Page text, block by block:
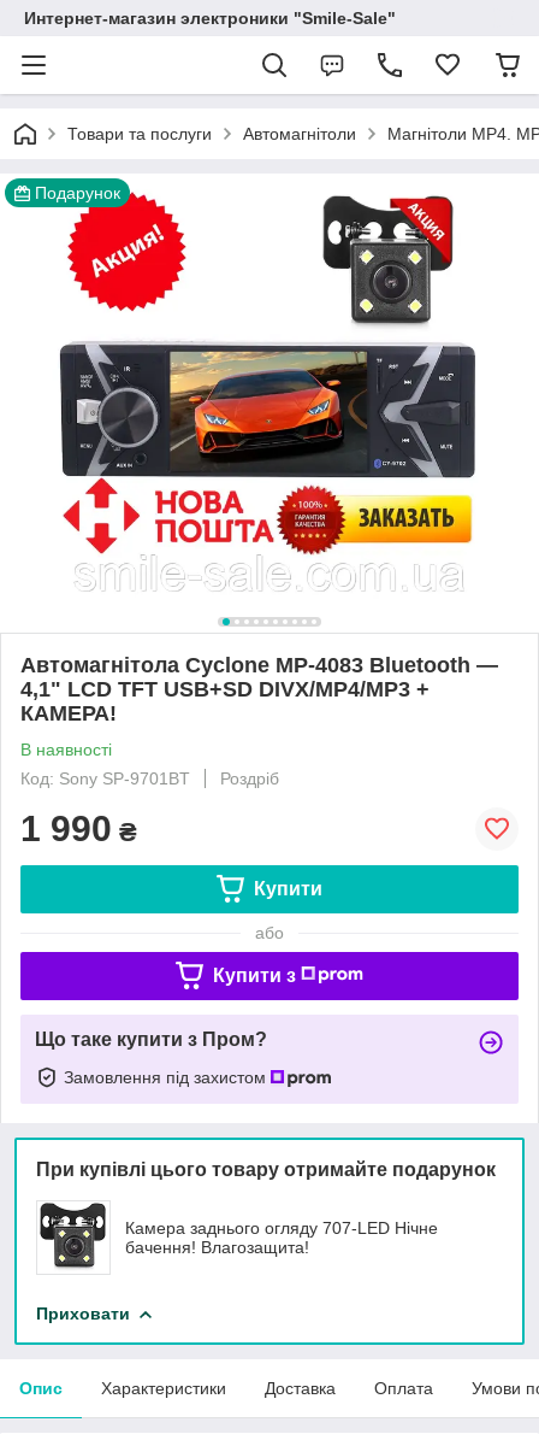
Интернет-магазин электроники "Smile-Sale"
Товари та послуги Автомагнітоли Магнітоли MP4.
Подарунок
Автомагнітола Cyclone MP-4083 Bluetooth —
4,1" LCD TFT USB+SD DIVX/MP4/MP3 +
КАМЕРА!
В наявності
Код: Sony SP-9701BT
Роздріб
1 990 ₴
Купити
або
Купити з
Що таке купити з Пром?
Замовлення під захистом
При купівлі цього товару отримайте подарунок
Камера заднього огляду 707-LED Нічне
бачення! Влагозащита!
Приховати
Опис Характеристики Доставка Оплата Умови